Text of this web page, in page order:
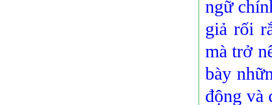
ngữ
giả rối
mà trở
bày
động và